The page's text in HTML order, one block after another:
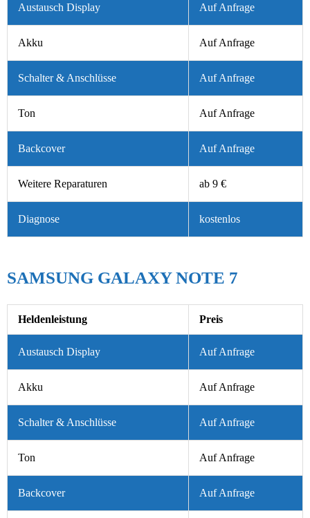
Austausch Display Auf Anfrage
Akku Auf Anfrage
Schalter & Anschlüsse Auf Anfrage
Ton Auf Anfrage
Backcover Auf Anfrage
Weitere Reparaturen ab 9 €
Diagnose kostenlos
SAMSUNG GALAXY NOTE 7
Heldenleistung Preis
Austausch Display Auf Anfrage
Akku Auf Anfrage
Schalter & Anschlüsse Auf Anfrage
Ton Auf Anfrage
Backcover Auf Anfrage